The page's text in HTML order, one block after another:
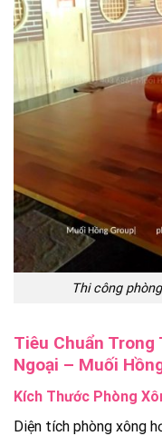
Thi công
Tiêu Chuẩn Trong
Ngoại – Muối
Kích Thước Phòng
Diện tích phòng xông